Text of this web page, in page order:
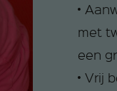
•
met
een
• Vrij